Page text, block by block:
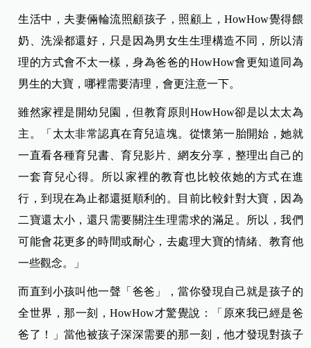
生活中，夫妻倆輪流照顧孩子，照顧上，HowHow覺得餵
奶、洗澡都還好，只是因為男女生生理構造不同，所以清
理的方式會不太一樣，身為爸爸的HowHow會更知道同為
男生的大寶，哪裡需要清理，會更注意一下。
雖然家裡是開幼兒園，但教育原則HowHow卻是以太太為
主。「太太非常認真在育兒這塊。從懷第一胎開始，她就
一直看各種育兒書、育兒影片、網友分享，整理出自己的
一套育兒心得。所以家裡的教育也比較依她的方式在進
行，到現在為止都還挺順利的。目前比較針對大寶，因為
二寶還太小，還只需要關注生理需求的滿足。所以，我們
可能會花更多的時間或耐心，去處理大寶的情緒、教育他
一些觀念。」
而直到小孩叫他一聲「爸爸」，當你發現自己就是孩子的
全世界，那一刻，HowHow才驚覺說：「原來我已經是爸
爸了！」當他被孩子深深需要的那一刻，他才發現對孩子